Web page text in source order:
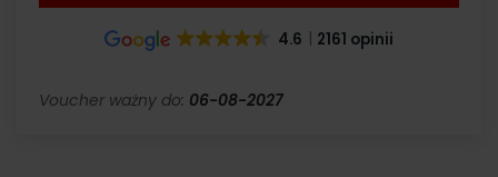
4.6 2161 opinii
Voucher ważny do: 06-08-2027